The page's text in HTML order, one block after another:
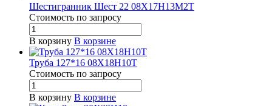
Шестигранник Шест 22 08Х17Н13М2Т
Стоимость по запросу
В корзину В корзине
Труба 127*16 08Х18Н10Т
Стоимость по запросу
В корзину В корзине